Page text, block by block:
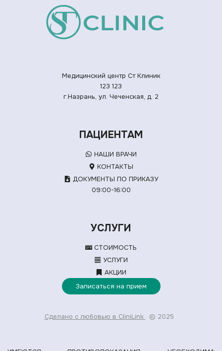
Медицинский центр Ст Клиник
123 123
г.Назрань, ул. Чеченская, д. 2
ПАЦИЕНТАМ
НАШИ ВРАЧИ
КОНТАКТЫ
ДОКУМЕНТЫ ПО ПРИКАЗУ
09:00-16:00
УСЛУГИ
СТОИМОСТЬ
УСЛУГИ
АКЦИИ
Записаться на прием
Сделано с любовью в CliniLink © 2025